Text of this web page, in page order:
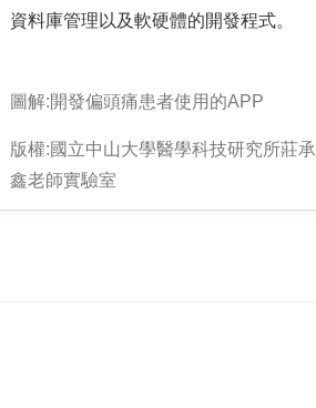
資料庫管理以及軟硬體的開發程式。
圖解:開發偏頭痛患者使用的APP
版權:國立中山大學醫學科技研究所莊承
鑫老師實驗室